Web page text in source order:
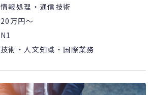
情報処理・通信技術
20万円〜
N1
技術・人文知識・国際業務